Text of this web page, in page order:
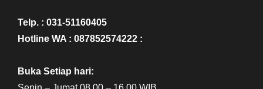
Telp. : 031-51160405
Hotline WA : 087852574222 :
Buka Setiap hari: